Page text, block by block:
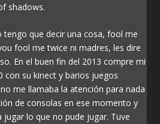
shadows.
tengo que decir una cosa, fool me
fool me twice ni madres, les dire
En el buen fin del 2013 compre mi
con su kinect y barios juegos
me llamaba la atención para nada
de consolas en ese momento y
jugar lo que no pude jugar. Tuve